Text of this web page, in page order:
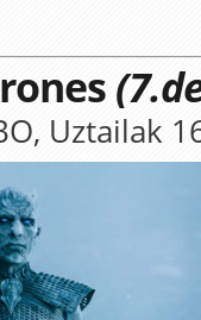
Uztailak